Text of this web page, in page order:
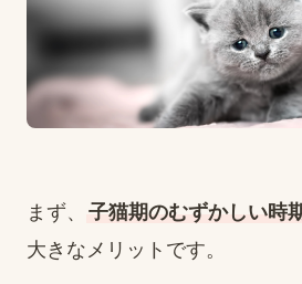
まず、 子猫期のむずかしい時
大きなメリットです。